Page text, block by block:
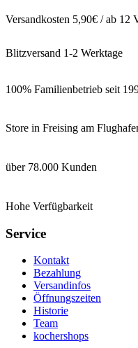
Versandkosten 5,90€ / ab 12
Blitzversand 1-2 Werktage
100% Familienbetrieb seit
Store in Freising am
über 78.000 Kunden
Hohe Verfügbarkeit
Service
Kontakt
Bezahlung
Versandinfos
Öffnungszeiten
Historie
Team
kochershops